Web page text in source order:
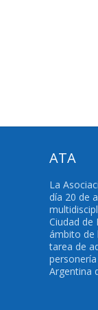
ATA
La
día 20 de
Ciudad de
ámbito de
tarea de
Argentina